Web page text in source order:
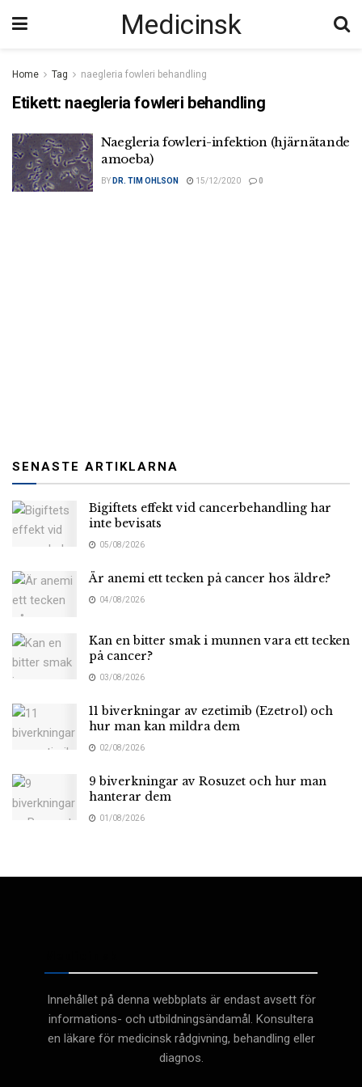
Medicinsk
Home Tag naegleria fowleri behandling
Etikett: naegleria fowleri behandling
Naegleria fowleri-infektion (hjärnätande
amoeba)
BY DR. TIM OHLSON 15/12/2020 0
SENASTE ARTIKLARNA
Bigiftets effekt vid cancerbehandling har
inte bevisats
05/08/2026
Är anemi ett tecken på cancer hos äldre?
04/08/2026
Kan en bitter smak i munnen vara ett tecken
på cancer?
03/08/2026
11 biverkningar av ezetimib (Ezetrol) och
hur man kan mildra dem
02/08/2026
9 biverkningar av Rosuzet och hur man
hanterar dem
01/08/2026
Innehållet på denna webbplats är endast avsett för
informations- och utbildningsändamål. Konsultera
en läkare för medicinsk rådgivning, behandling eller
diagnos.